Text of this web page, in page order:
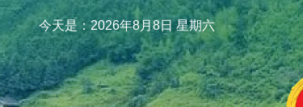
今天是：2026年8月8日 星期六